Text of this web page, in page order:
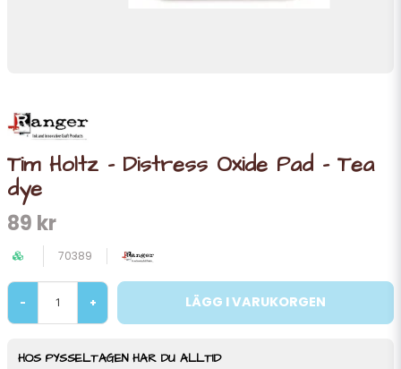
Tim Holtz - Distress Oxide Pad - Tea
dye
89 kr
70389
- + LÄGG I VARUKORGEN
HOS PYSSELTAGEN HAR DU ALLTID